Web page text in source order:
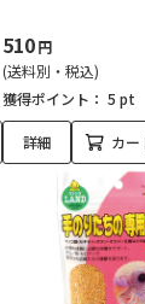
510円
(送料別・税込)
獲得ポイント： 5 pt
詳細 カー